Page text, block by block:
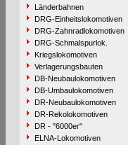
Länderbahnen
DRG-Einheitslokomotiven
DRG-Zahnradlokomotiven
DRG-Schmalspurlok.
Kriegslokomotiven
Verlagerungsbauten
DB-Neubaulokomotiven
DB-Umbaulokomotiven
DR-Neubaulokomotiven
DR-Rekolokomotiven
DR - "6000er"
ELNA-Lokomotiven